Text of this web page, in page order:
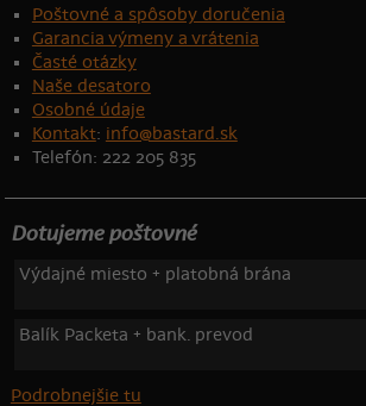
Poštovné a spôsoby doručenia
Garancia výmeny a vrátenia
Časté otázky
Naše desatoro
Osobné údaje
Kontakt: info@bastard.sk
Telefón: 222 205 835
Dotujeme poštovné
Výdajné miesto + platobná brána
Balík Packeta + bank. prevod
Podrobnejšie tu